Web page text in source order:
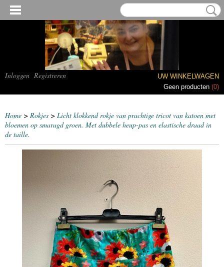
Inloggen Registreren
UW WINKELWAGEN
Geen producten (0)
Home > Rokjes > Licht klokkend rokje van prachtige tricot van katoen met
bloemen op smaragd groen. Met dubbele heup-pas en elastische draad in
de taille.